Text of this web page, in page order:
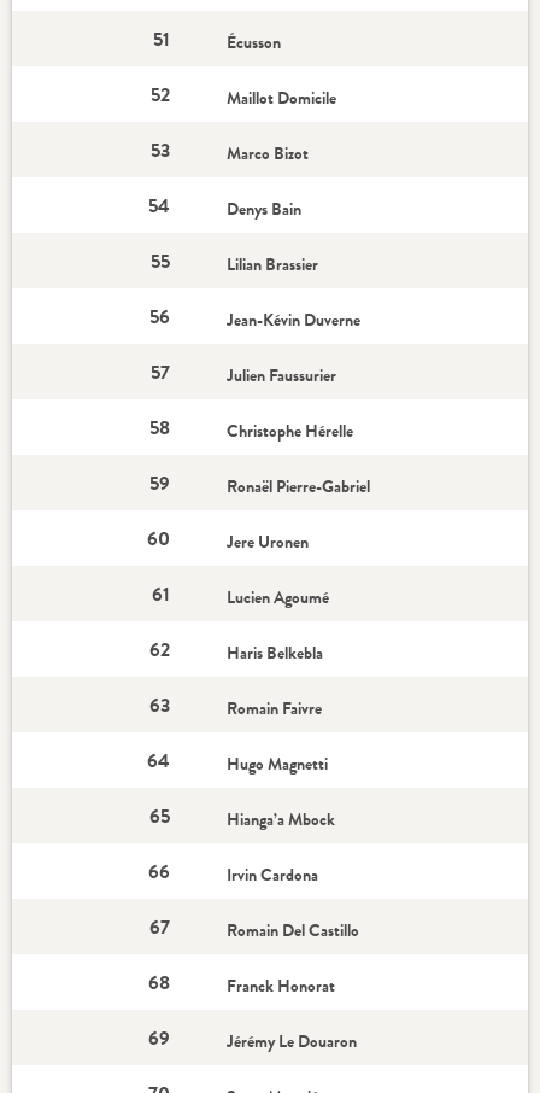
51 Écusson
52 Maillot Domicile
53 Marco Bizot
54 Denys Bain
55 Lilian Brassier
56 Jean-Kévin Duverne
57 Julien Faussurier
58 Christophe Hérelle
59 Ronaël Pierre-Gabriel
60 Jere Uronen
61 Lucien Agoumé
62 Haris Belkebla
63 Romain Faivre
64 Hugo Magnetti
65 Hianga’a Mbock
66 Irvin Cardona
67 Romain Del Castillo
68 Franck Honorat
69 Jérémy Le Douaron